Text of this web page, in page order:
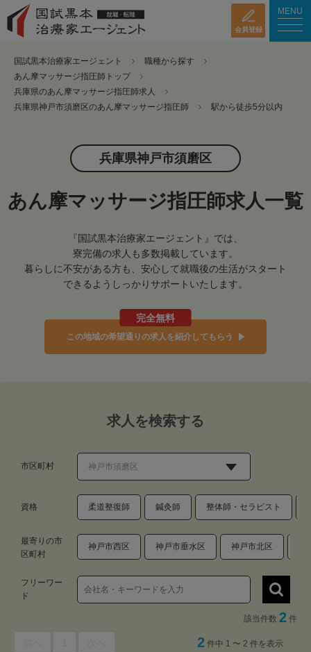
会員登録
MENU
国試黒本治療家エージェント
職種から探す
あん摩マッサージ指圧師トップ
兵庫県のあん摩マッサージ指圧師求人
兵庫県神戸市須磨区のあん摩マッサージ指圧師
駅から徒歩5分以内
兵庫県神戸市須磨区
あん摩マッサージ指圧師求人一覧
『国試黒本治療家エージェント』では、
寮完備の求人も多数掲載しています。
暮らしに不安がある方も、安心して就職後の生活がスタート
できるようしっかりサポートいたします。
完全無料
この地域の希望通りの求人を紹介してもらう
求人を検索する
市区町村
資格 柔道整復師 鍼灸師 整体師・セラピスト
最寄りの市
区町村
神戸市西区 神戸市垂水区 神戸市北区
フリーワー
ド
該当件数 2 件
2 件中 1 〜 2 件を表示